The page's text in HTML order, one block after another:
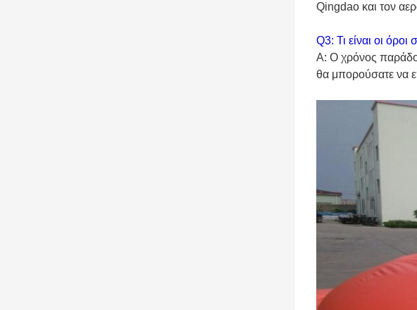
Qingdao και τον
Q3: Τι είναι οι
Α: Ο χρόνος
θα μπορούσατε να